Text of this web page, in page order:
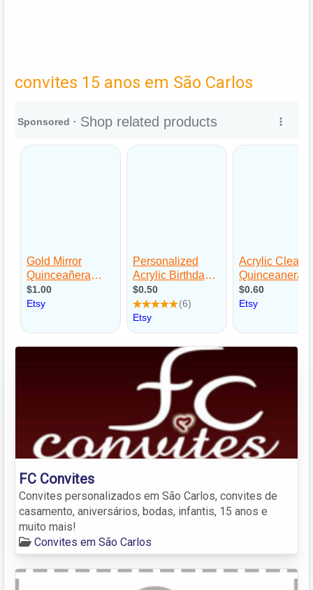
convites 15 anos em São Carlos
FC Convites
Convites personalizados em São Carlos, convites de
casamento, aniversários, bodas, infantis, 15 anos e
muito mais!
Convites em São Carlos